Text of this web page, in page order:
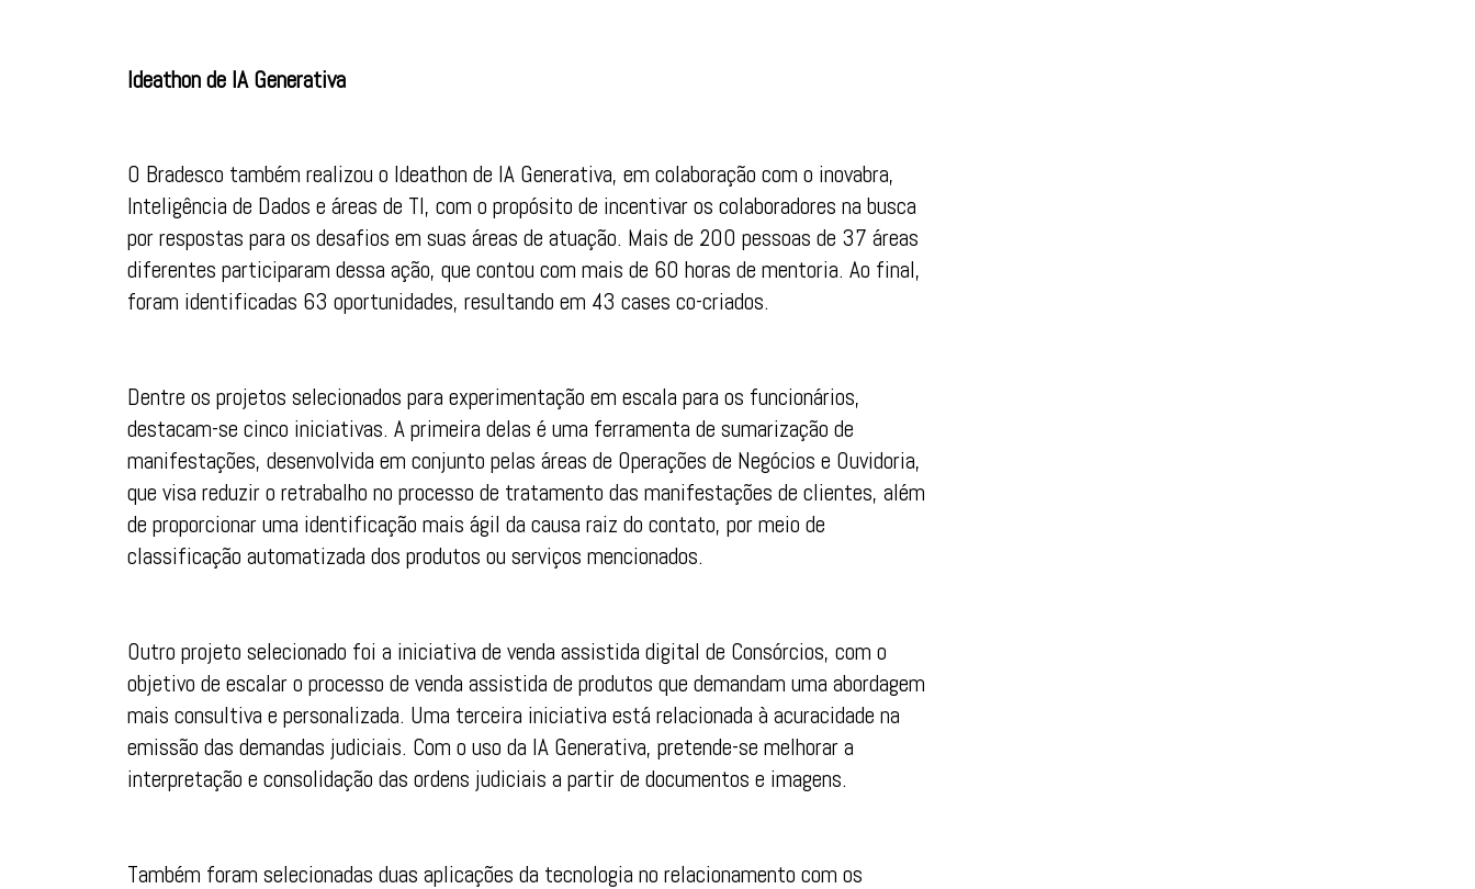
Ideathon de IA Generativa
O Bradesco também realizou o Ideathon de IA Generativa, em colaboração com o inovabra,
Inteligência de Dados e áreas de TI, com o propósito de incentivar os colaboradores na busca
por respostas para os desafios em suas áreas de atuação. Mais de 200 pessoas de 37 áreas
diferentes participaram dessa ação, que contou com mais de 60 horas de mentoria. Ao final,
foram identificadas 63 oportunidades, resultando em 43 cases co-criados.
Dentre os projetos selecionados para experimentação em escala para os funcionários,
destacam-se cinco iniciativas. A primeira delas é uma ferramenta de sumarização de
manifestações, desenvolvida em conjunto pelas áreas de Operações de Negócios e Ouvidoria,
que visa reduzir o retrabalho no processo de tratamento das manifestações de clientes, além
de proporcionar uma identificação mais ágil da causa raiz do contato, por meio de
classificação automatizada dos produtos ou serviços mencionados.
Outro projeto selecionado foi a iniciativa de venda assistida digital de Consórcios, com o
objetivo de escalar o processo de venda assistida de produtos que demandam uma abordagem
mais consultiva e personalizada. Uma terceira iniciativa está relacionada à acuracidade na
emissão das demandas judiciais. Com o uso da IA Generativa, pretende-se melhorar a
interpretação e consolidação das ordens judiciais a partir de documentos e imagens.
Também foram selecionadas duas aplicações da tecnologia no relacionamento com os